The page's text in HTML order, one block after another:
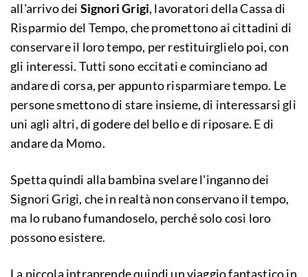
all'arrivo dei Signori Grigi, lavoratori della Cassa di
Risparmio del Tempo, che promettono ai cittadini di
conservare il loro tempo, per restituirglielo poi, con
gli interessi. Tutti sono eccitati e cominciano ad
andare di corsa, per appunto risparmiare tempo. Le
persone smettono di stare insieme, di interessarsi gli
uni agli altri, di godere del bello e di riposare. E di
andare da Momo.
Spetta quindi alla bambina svelare l'inganno dei
Signori Grigi, che in realtà non conservano il tempo,
ma lo rubano fumandoselo, perché solo così loro
possono esistere.
La piccola intraprende quindi un viaggio fantastico in